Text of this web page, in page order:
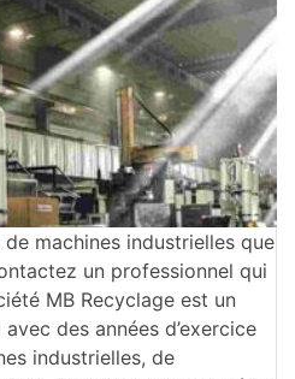
de machines industrielles que
un professionnel qui
MB Recyclage est un
des années d’exercice
industrielles, de